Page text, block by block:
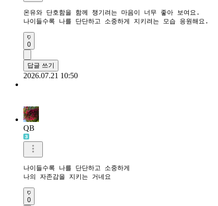
온유와 단호함을 함께 챙기려는 마음이 너무 좋아 보여요.
나이들수록 나를 단단하고 소중하게 지키려는 모습 응원해요.
0
답글 쓰기
2026.07.21 10:50
QB
나이들수록 나를 단단하고 소중하게
나의 자존감을 지키는 거네요
0